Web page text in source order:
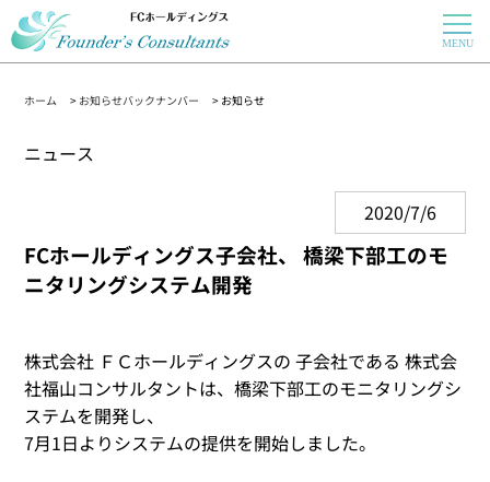
ホーム > お知らせバックナンバー > お知らせ
ニュース
2020/7/6
FCホールディングス子会社、 橋梁下部工のモ
ニタリングシステム開発
株式会社 ＦＣホールディングスの 子会社である 株式会
社福山コンサルタントは、橋梁下部工のモニタリングシ
ステムを開発し、
7月1日よりシステムの提供を開始しました。